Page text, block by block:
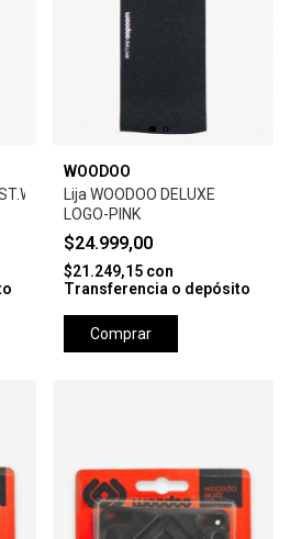
ZEBRA-
WOODOO
Lija WOODOO DELUXE
LOGO-PINK
$24.999,00
$21.249,15 con
Transferencia o depósito
Comprar